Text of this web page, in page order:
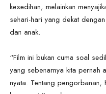
kesedihan, melainkan
sehari-hari yang dekat
dan anak.
“Film ini bukan cuma soal
yang sebenarnya kita pernah
nyata. Tentang